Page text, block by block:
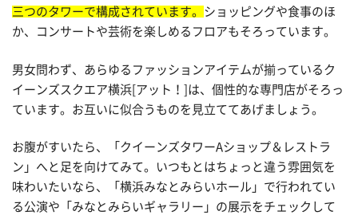
三つのタワーで構成されています。 ショッピングや食事のほ
か、コンサートや芸術を楽しめるフロアもそろっています。
男女問わず、あらゆるファッションアイテムが揃っているク
イーンズスクエア横浜[アット！]は、個性的な専門店がそろっ
ています。お互いに似合うものを見立ててあげましょう。
お腹がすいたら、「クイーンズタワーAショップ＆レストラ
ン」へと足を向けてみて。いつもとはちょっと違う雰囲気を
味わいたいなら、「横浜みなとみらいホール」で行われてい
る公演や「みなとみらいギャラリー」の展示をチェックして